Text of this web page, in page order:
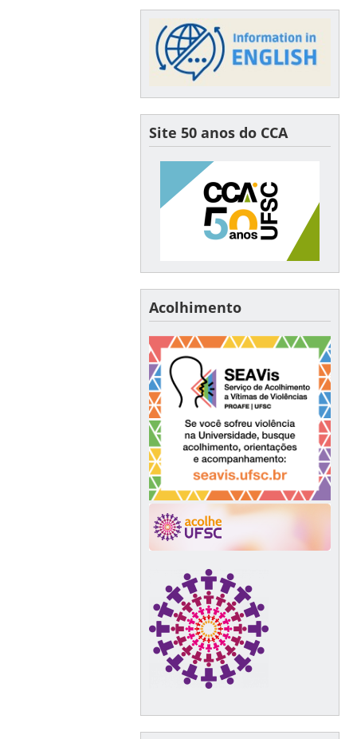
Site 50 anos do CCA
Acolhimento